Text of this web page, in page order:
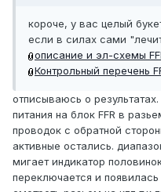
короче, у вас целый
если в силах сами
описание и эл-схемы
Контрольный перечень
отписываюсь о
питания на блок FFR в
проводок с обратной
активные остались.
мигает индикатор
переключается и